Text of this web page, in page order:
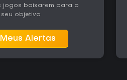
jogos baixarem para o
seu objetivo
Alertas